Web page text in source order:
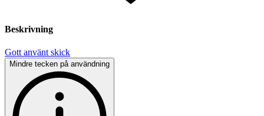
Beskrivning
Gott använt skick
Mindre tecken på användning